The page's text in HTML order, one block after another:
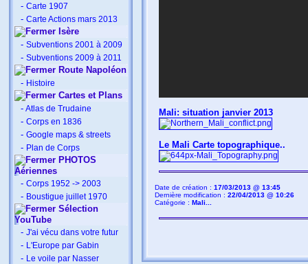
- Carte 1907
- Carte Actions mars 2013
Isère
- Subventions 2001 à 2009
- Subventions 2009 à 2011
Route Napoléon
- Histoire
Cartes et Plans
- Atlas de Trudaine
- Corps en 1836
- Google maps & streets
- Plan de Corps
PHOTOS
Aériennes
- Corps 1952 -> 2003
- Boustigue juillet 1970
Sélection
YouTube
- J'ai vécu dans votre futur
- L'Europe par Gabin
- Le voile par Nasser
Mali: situation janvier 2013
Le Mali Carte topographique..
Date de création : 17/03/2013 @ 13:45
Dernière modification : 22/04/2013 @ 10:26
Catégorie : Mali...